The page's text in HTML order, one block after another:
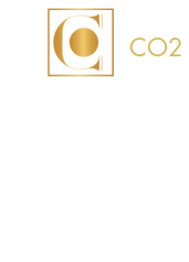
CO2